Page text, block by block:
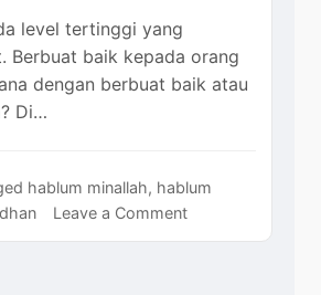
level tertinggi yang
Berbuat baik kepada orang
dengan berbuat baik atau
Di…
hablum minallah, hablum
Leave a Commenton
Menyatunya